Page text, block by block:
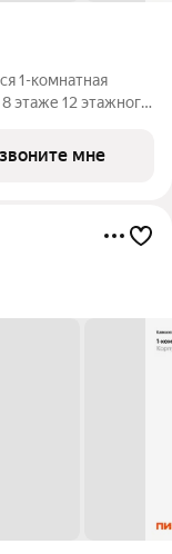
1-комнатная
этаже 12 этажного
метро
мне